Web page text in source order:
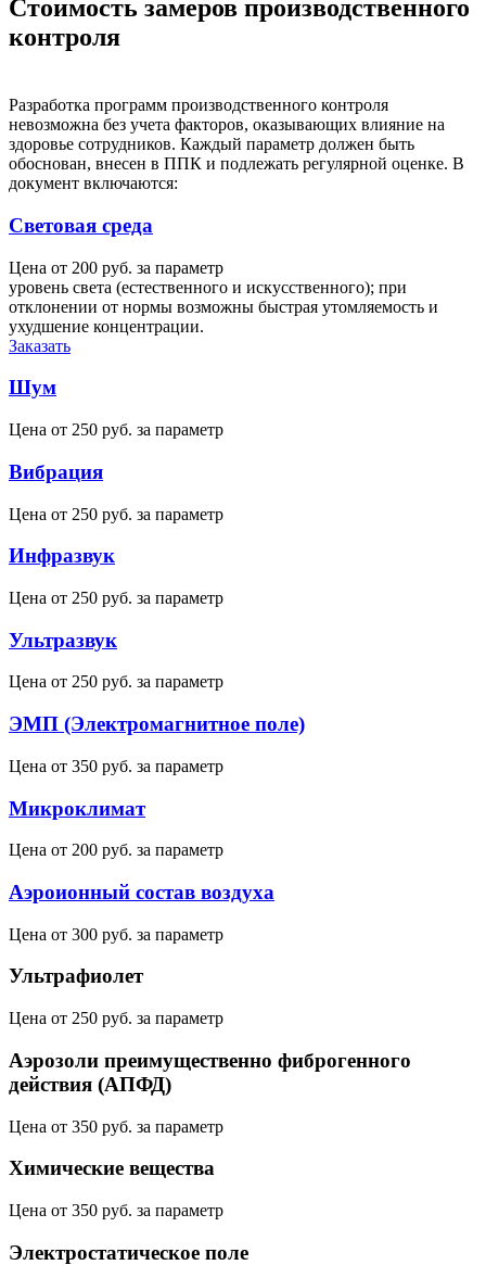
Стоимость замеров производственного
контроля
Разработка программ производственного контроля
невозможна без учета факторов, оказывающих влияние на
здоровье сотрудников. Каждый параметр должен быть
обоснован, внесен в ППК и подлежать регулярной оценке. В
документ включаются:
Световая среда
Цена от 200 руб. за параметр
уровень света (естественного и искусственного); при
отклонении от нормы возможны быстрая утомляемость и
ухудшение концентрации.
Заказать
Шум
Цена от 250 руб. за параметр
Вибрация
Цена от 250 руб. за параметр
Инфразвук
Цена от 250 руб. за параметр
Ультразвук
Цена от 250 руб. за параметр
ЭМП (Электромагнитное поле)
Цена от 350 руб. за параметр
Микроклимат
Цена от 200 руб. за параметр
Аэроионный состав воздуха
Цена от 300 руб. за параметр
Ультрафиолет
Цена от 250 руб. за параметр
Аэрозоли преимущественно фиброгенного
действия (АПФД)
Цена от 350 руб. за параметр
Химические вещества
Цена от 350 руб. за параметр
Электростатическое поле